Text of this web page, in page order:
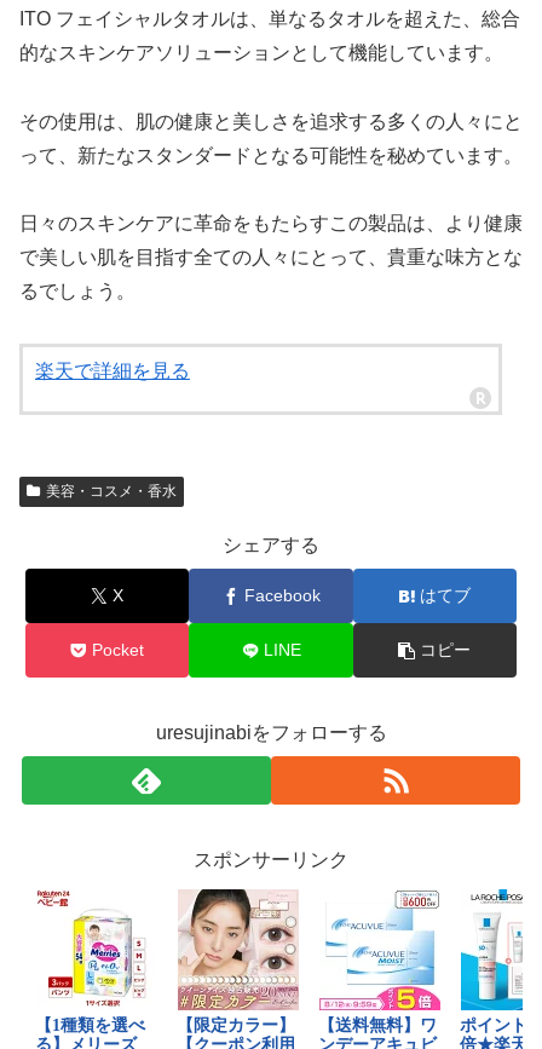
ITO フェイシャルタオルは、単なるタオルを超えた、総合
的なスキンケアソリューションとして機能しています。
その使用は、肌の健康と美しさを追求する多くの人々にと
って、新たなスタンダードとなる可能性を秘めています。
日々のスキンケアに革命をもたらすこの製品は、より健康
で美しい肌を目指す全ての人々にとって、貴重な味方とな
るでしょう。
楽天で詳細を見る
美容・コスメ・香水
シェアする
X Facebook はてブ
Pocket LINE コピー
uresujinabiをフォローする
スポンサーリンク